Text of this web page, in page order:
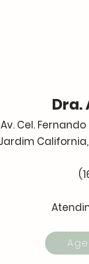
Dra.
Av. Cel. Fernando
California,